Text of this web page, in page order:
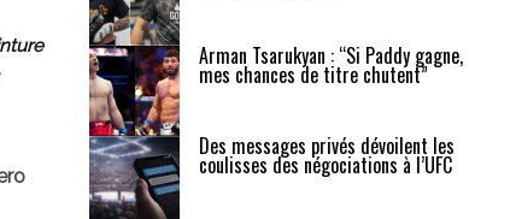
Arman Tsarukyan : “Si Paddy gagne,
mes chances de titre chutent”
Des messages privés dévoilent les
coulisses des négociations à l’UFC